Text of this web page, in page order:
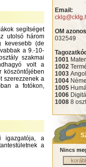
segítséget
utolsó három
kevesebb (de
a 9.-10-
szakmai
volt a
köszöntőjében
szerezzenek a
a fotókon,
igazgatója, a
a
Email:
OM
032549
1001
1002
1003
1004
1005
1006
1008 8
Nincs